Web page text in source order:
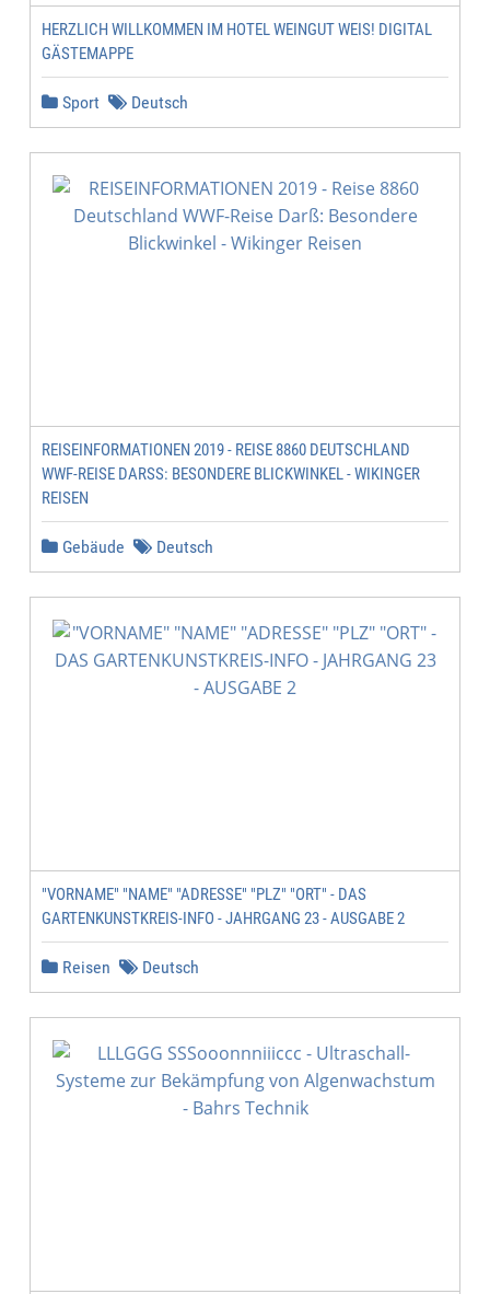
HERZLICH WILLKOMMEN IM HOTEL WEINGUT WEIS! DIGITAL
GÄSTEMAPPE
Sport Deutsch
REISEINFORMATIONEN 2019 - REISE 8860 DEUTSCHLAND
WWF-REISE DARSS: BESONDERE BLICKWINKEL - WIKINGER R
EISEN
Gebäude Deutsch
"VORNAME" "NAME" "ADRESSE" "PLZ" "ORT" - DAS
GARTENKUNSTKREIS-INFO - JAHRGANG 23 - AUSGABE 2
Reisen Deutsch